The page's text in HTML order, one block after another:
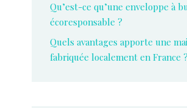
Qu’est-ce qu’une enveloppe à
écoresponsable ?
Quels avantages apporte une
fabriquée localement en France ?